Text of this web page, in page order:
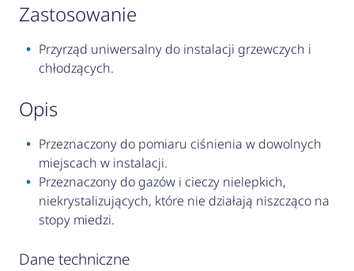
zastosowanie
Przyrząd uniwersalny do instalacji grzewczych i
chłodzących.
opis
Przeznaczony do pomiaru ciśnienia w dowolnych
miejscach w instalacji.
Przeznaczony do gazów i cieczy nielepkich,
niekrystalizujących, które nie działają niszcząco na
stopy miedzi.
Dane techniczne